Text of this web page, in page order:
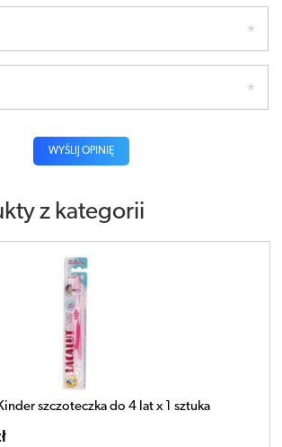
WYŚLIJ OPINIĘ
z kategorii
szczoteczka do 4 lat x 1 sztuka